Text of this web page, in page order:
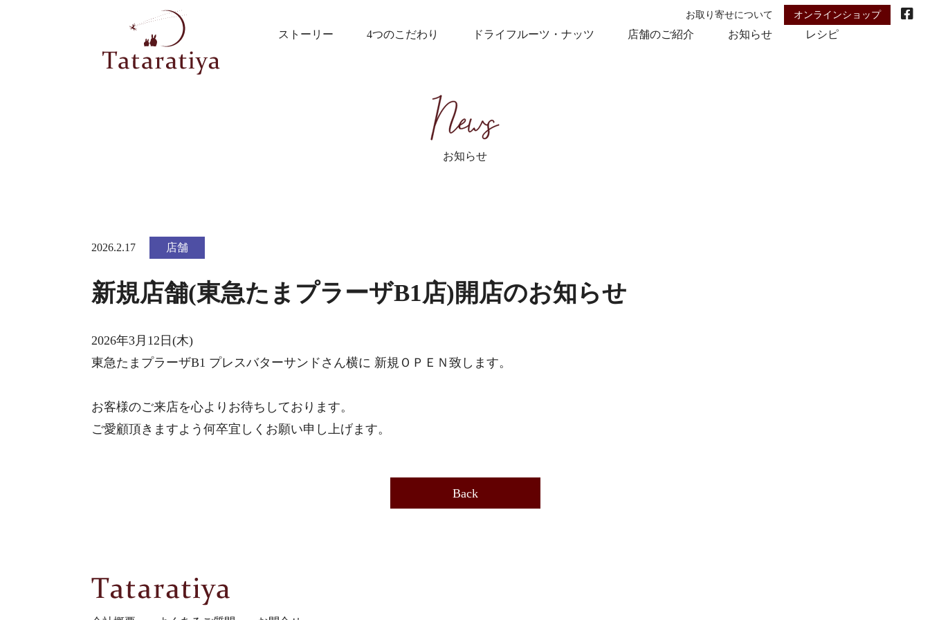
ストーリー 4つのこだわり ドライフルーツ・ナッツ 店舗のご紹介 お知らせ レシピ
お取り寄せについて オンラインショップ
お知らせ
2026.2.17 店舗
新規店舗(東急たまプラーザB1店)開店のお知らせ
2026年3月12日(木)
東急たまプラーザB1 プレスバターサンドさん横に 新規ＯＰＥＮ致します。
お客様のご来店を心よりお待ちしております。
ご愛顧頂きますよう何卒宜しくお願い申し上げます。
Back